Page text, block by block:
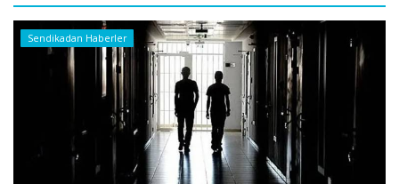
Sendikadan Haberler